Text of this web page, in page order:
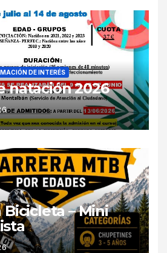
DE INTERÉS
natación 2026
Bicicleta – Mini